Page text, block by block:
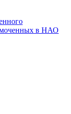
в НАО